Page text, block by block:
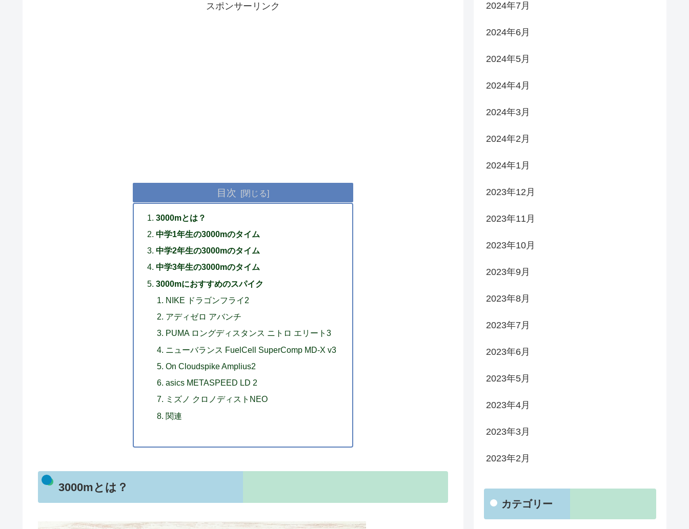
スポンサーリンク
目次
3000mとは？
中学1年生の3000mのタイム
中学2年生の3000mのタイム
中学3年生の3000mのタイム
3000mにおすすめのスパイク
NIKE ドラゴンフライ2
アディゼロ アバンチ
PUMA ロングディスタンス ニトロ エリート3
ニューバランス FuelCell SuperComp MD-X v3
On Cloudspike Amplius2
asics METASPEED LD 2
ミズノ クロノディストNEO
関連
3000mとは？
2024年7月
2024年6月
2024年5月
2024年4月
2024年3月
2024年2月
2024年1月
2023年12月
2023年11月
2023年10月
2023年9月
2023年8月
2023年7月
2023年6月
2023年5月
2023年4月
2023年3月
2023年2月
カテゴリー